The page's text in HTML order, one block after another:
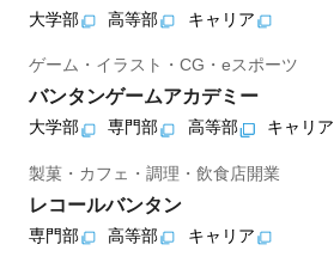
大学部 高等部 キャリア
ゲーム・イラスト・CG・eスポーツ
バンタンゲームアカデミー
大学部 専門部 高等部 キャリア
製菓・カフェ・調理・飲食店開業
レコールバンタン
専門部 高等部 キャリア